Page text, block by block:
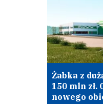
Żabka z
150 mln zł.
nowego